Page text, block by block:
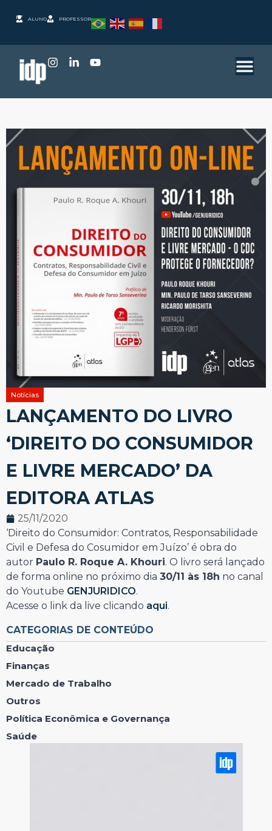
ALUNO PROFESSOR
Notícias
LANÇAMENTO DO LIVRO
‘DIREITO DO CONSUMIDOR
E LIVRE MERCADO’ DA
EDITORA ATLAS
25/11/2020
‘Direito do Consumidor: Contratos, Responsabilidade
Civil e Defesa do Cosumidor em Juízo’ é obra do
autor Paulo R. Roque A. Khouri. O livro será lançado
de forma online no próximo dia 30/11 às 18h no canal
do Youtube GENJURIDICO.
Acesse o link da live clicando aqui.
CATEGORIAS DE CONTEÚDO
Educação
Finanças
Mercado de Trabalho
Outros
Política Econômica e Governança
Saúde